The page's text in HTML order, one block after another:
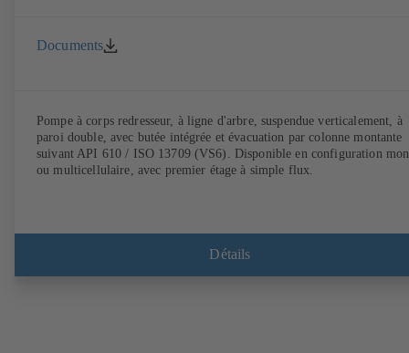
Documents
Pompe à corps redresseur, à ligne d'arbre, suspendue verticalement, à
paroi double, avec butée intégrée et évacuation par colonne montante
suivant API 610 / ISO 13709 (VS6). Disponible en configuration
ou multicellulaire, avec premier étage à simple flux.
Détails